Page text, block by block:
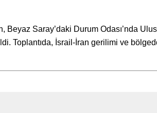
Beyaz Saray’daki Durum Odası’nda
Toplantıda, İsrail-İran gerilimi ve